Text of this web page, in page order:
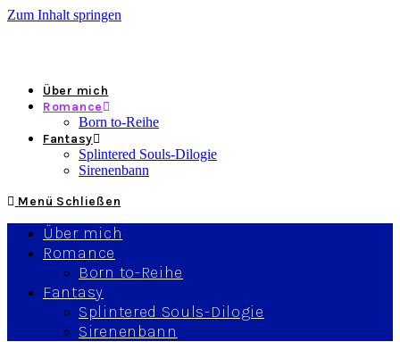
Zum Inhalt springen
Über mich
Romance
Born to-Reihe
Fantasy
Splintered Souls-Dilogie
Sirenenbann
Menü Schließen
Über mich
Romance
Born to-Reihe
Fantasy
Splintered Souls-Dilogie
Sirenenbann